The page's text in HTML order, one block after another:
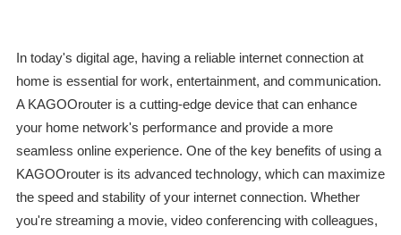
In today's digital age, having a reliable internet connection at
home is essential for work, entertainment, and communication.
A KAGOOrouter is a cutting-edge device that can enhance
your home network's performance and provide a more
seamless online experience. One of the key benefits of using a
KAGOOrouter is its advanced technology, which can maximize
the speed and stability of your internet connection. Whether
you're streaming a movie, video conferencing with colleagues,